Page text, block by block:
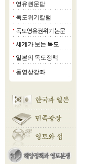
■ 영유권문답
■ 독도위기칼럼
■ 독도영유권위기 논문
■ 세계가 보는 독도
■ 일본의 독도정책
■ 동영상강좌